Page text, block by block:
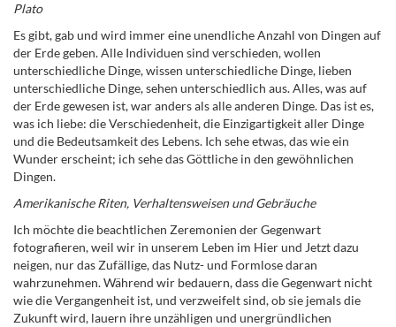
Plato
Es gibt, gab und wird immer eine unendliche Anzahl von Dingen auf
der Erde geben. Alle Individuen sind verschieden, wollen
unterschiedliche Dinge, wissen unterschiedliche Dinge, lieben
unterschiedliche Dinge, sehen unterschiedlich aus. Alles, was auf
der Erde gewesen ist, war anders als alle anderen Dinge. Das ist es,
was ich liebe: die Verschiedenheit, die Einzigartigkeit aller Dinge
und die Bedeutsamkeit des Lebens. Ich sehe etwas, das wie ein
Wunder erscheint; ich sehe das Göttliche in den gewöhnlichen
Dingen.
Amerikanische Riten, Verhaltensweisen und Gebräuche
Ich möchte die beachtlichen Zeremonien der Gegenwart
fotografieren, weil wir in unserem Leben im Hier und Jetzt dazu
neigen, nur das Zufällige, das Nutz- und Formlose daran
wahrzunehmen. Während wir bedauern, dass die Gegenwart nicht
wie die Vergangenheit ist, und verzweifelt sind, ob sie jemals die
Zukunft wird, lauern ihre unzähligen und unergründlichen